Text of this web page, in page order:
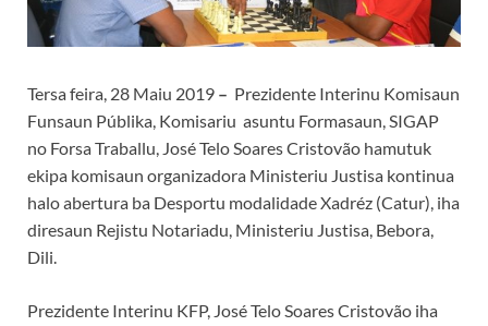
Tersa feira, 28 Maiu 2019 – Prezidente Interinu Komisaun
Funsaun Públika, Komisariu asuntu Formasaun, SIGAP
no Forsa Traballu, José Telo Soares Cristovão hamutuk
ekipa komisaun organizadora Ministeriu Justisa kontinua
halo abertura ba Desportu modalidade Xadréz (Catur), iha
diresaun Rejistu Notariadu, Ministeriu Justisa, Bebora,
Dili.
Prezidente Interinu KFP, José Telo Soares Cristovão iha